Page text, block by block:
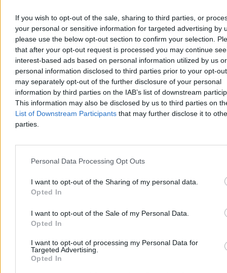
If you wish to opt-out of the sale, sharing to third parties, or
your personal or sensitive information for targeted advertising by
please use the below opt-out section to confirm your selection.
that after your opt-out request is processed you may continue
interest-based ads based on personal information utilized by us or
personal information disclosed to third parties prior to your opt-
may separately opt-out of the further disclosure of your personal
information by third parties on the IAB’s list of downstream
This information may also be disclosed by us to third parties on
List of Downstream Participants that may further disclose it to
parties.
Personal Data Processing Opt Outs
I want to opt-out of the Sharing of my personal data.
Opted In
I want to opt-out of the Sale of my Personal Data.
Opted In
I want to opt-out of processing my Personal Data for
Targeted Advertising.
Opted In
Zakaz telefonów w szkołach. Czy jest potrzebny?
Z perspektywy biznesowej platforma zyskuje pracownika o
najniższej możliwej pozycji negocjacyjnej – kogoś, kto nie odejdzie,
bo nie może sobie na to pozwolić. To nie jest celowe działanie
żadnej konkretnej firmy. To jest emergentna właściwość systemu,
który premiuje niskie koszty i nie internalizuje konsekwencji
społecznych.
Kto za topłaci
Z perspektywy konsumenta model działa doskonale: szybka, tania,
dostępna usługa. Ale ta efektywność jest finansowana przez
ryzyko zdrowotne. Restauracja oddaje platformie znaczną część
Abp Jędraszewski ostro o szkole.